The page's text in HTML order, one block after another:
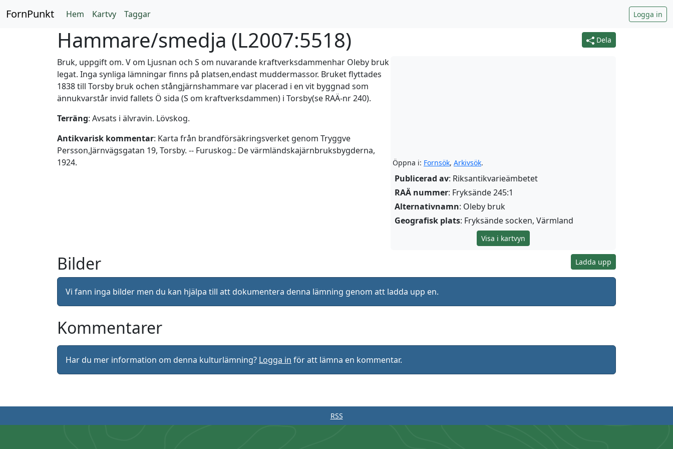
FornPunkt Hem Kartvy Taggar Logga in
Dela
Hammare/smedja (L2007:5518)
Öppna i: Fornsök, Arkivsök.
Publicerad av: Riksantikvarieämbetet
RAÄ nummer: Fryksände 245:1
Alternativnamn: Oleby bruk
Geografisk plats: Fryksände socken, Värmland
Visa i kartvyn
Bruk, uppgift om. V om Ljusnan och S om nuvarande kraftverksdammenhar Oleby bruk
legat. Inga synliga lämningar finns på platsen,endast muddermassor. Bruket flyttades
1838 till Torsby bruk ochen stångjärnshammare var placerad i en vit byggnad som
ännukvarstår invid fallets Ö sida (S om kraftverksdammen) i Torsby(se RAÄ-nr 240).
Terräng: Avsats i älvravin. Lövskog.
Antikvarisk kommentar: Karta från brandförsäkringsverket genom Tryggve
Persson,Järnvägsgatan 19, Torsby. -- Furuskog.: De värmländskajärnbruksbygderna,
1924.
Ladda upp
Bilder
Vi fann inga bilder men du kan hjälpa till att dokumentera denna lämning genom att ladda upp en.
Kommentarer
Har du mer information om denna kulturlämning? Logga in för att lämna en kommentar.
RSS